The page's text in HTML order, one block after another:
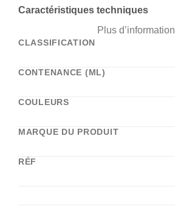
Caractéristiques techniques
Plus d’information
CLASSIFICATION
CONTENANCE (ML)
COULEURS
MARQUE DU PRODUIT
RÉF